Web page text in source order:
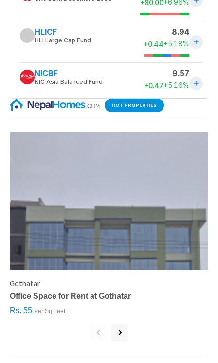
HOT PROPERTIES
Gothatar
Office Space for Rent at Gothatar
Rs. 55 Per Sq.Feet
‹ ›